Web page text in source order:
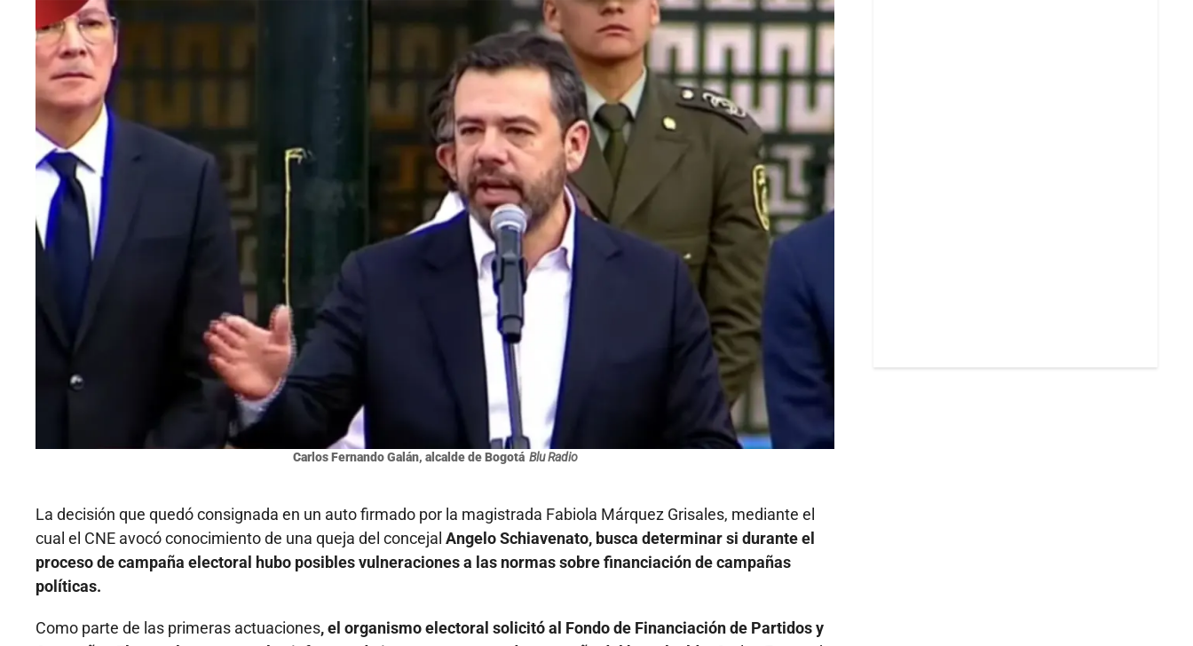
Carlos Fernando Galán, alcalde de Bogotá Blu Radio
La decisión que quedó consignada en un auto firmado por la magistrada Fabiola Márquez Grisales, mediante el
cual el CNE avocó conocimiento de una queja del concejal Angelo Schiavenato, busca determinar si durante el
proceso de campaña electoral hubo posibles vulneraciones a las normas sobre financiación de campañas
políticas.
Como parte de las primeras actuaciones, el organismo electoral solicitó al Fondo de Financiación de Partidos y